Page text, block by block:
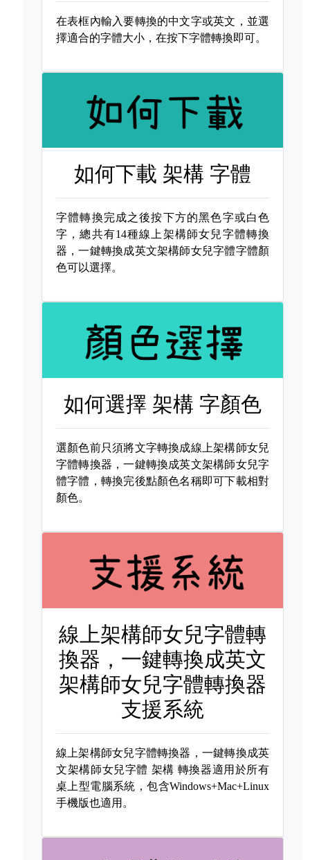
在表框內輸入要轉換的中文字或英文，並選
擇適合的字體大小，在按下字體轉換即可。
如何下載 架構 字體
字體轉換完成之後按下方的黑色字或白色
字，總共有14種線上架構師女兒字體轉換
器，一鍵轉換成英文架構師女兒字體字體顏
色可以選擇。
如何選擇 架構 字顏色
選顏色前只須將文字轉換成線上架構師女兒
字體轉換器，一鍵轉換成英文架構師女兒字
體字體，轉換完後點顏色名稱即可下載相對
顏色。
線上架構師女兒字體轉
換器，一鍵轉換成英文
架構師女兒字體轉換器
支援系統
線上架構師女兒字體轉換器，一鍵轉換成英
文架構師女兒字體 架構 轉換器適用於所有
桌上型電腦系統，包含Windows+Mac+Linux
手機版也適用。